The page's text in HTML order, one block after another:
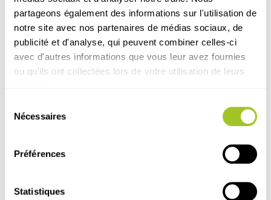
partageons également des informations sur l'utilisation de
notre site avec nos partenaires de médias sociaux, de
publicité et d'analyse, qui peuvent combiner celles-ci
avec d'autres informations que vous leur avez fournies
ou qu'ils ont collectées lors de votre utilisation de leurs
Nécessaires
Préférences
Statistiques